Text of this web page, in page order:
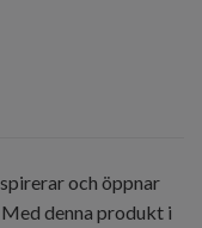
och öppnar
denna produkt i